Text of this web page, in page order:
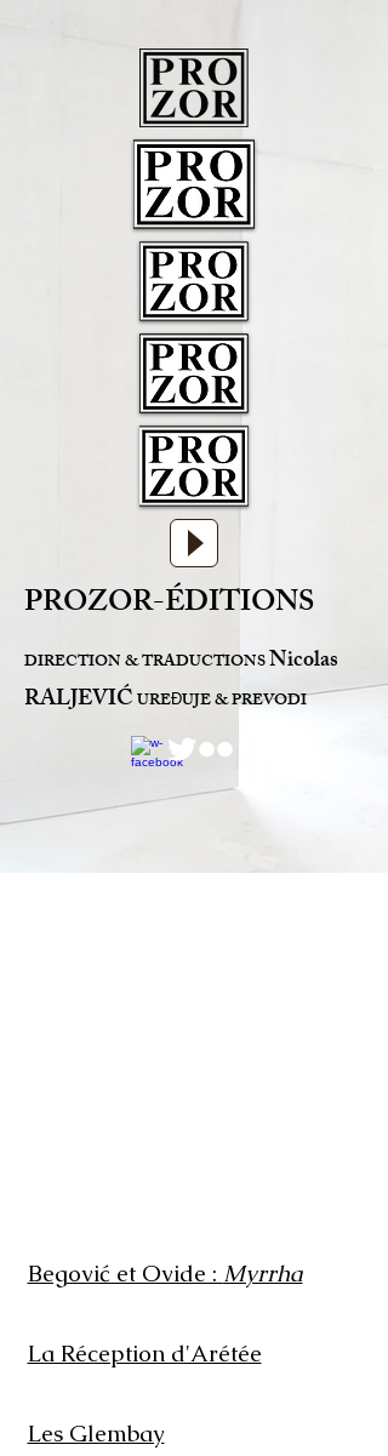
PROZOR-ÉDITIONS
DIRECTION & TRADUCTIONSNicolas
RALJEVIĆUREĐUJE & PREVODI
Begović et Ovide : Myrrha
La Réception d'Arétée
Les Glembay